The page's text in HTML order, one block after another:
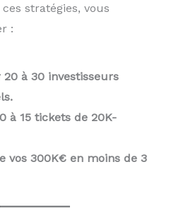
stratégies, vous
:
20 à 30 investisseurs
à 15 tickets de 20K-
vos 300K€ en moins de 3